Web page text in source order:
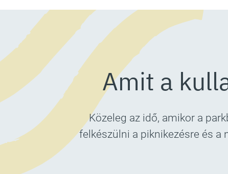
Amit a
Közeleg az idő, amikor a
felkészülni a piknikezésre és a